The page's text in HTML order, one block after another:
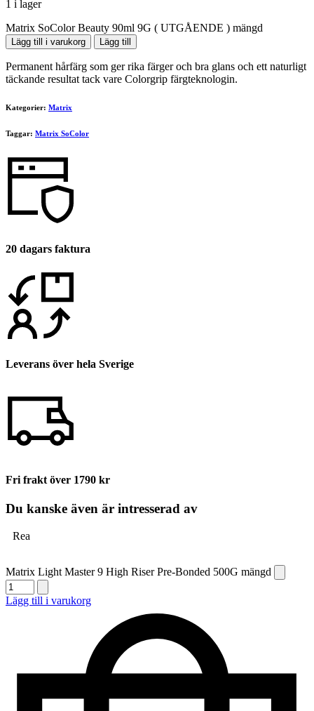
1 i lager
Matrix SoColor Beauty 90ml 9G ( UTGÅENDE ) mängd
Lägg till i varukorg Lägg till
Permanent hårfärg som ger rika färger och bra glans och ett naturligt
täckande resultat tack vare Colorgrip färgteknologin.
Kategorier: Matrix
Taggar: Matrix SoColor
20 dagars faktura
Leverans över hela Sverige
Fri frakt över 1790 kr
Du kanske även är intresserad av
Rea
Matrix Light Master 9 High Riser Pre-Bonded 500G mängd
Lägg till i varukorg